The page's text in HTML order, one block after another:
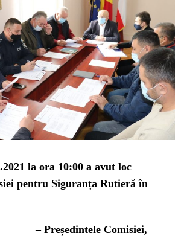
la ora 10:00 a avut loc
pentru Siguranța Rutieră în
– Președintele Comisiei,